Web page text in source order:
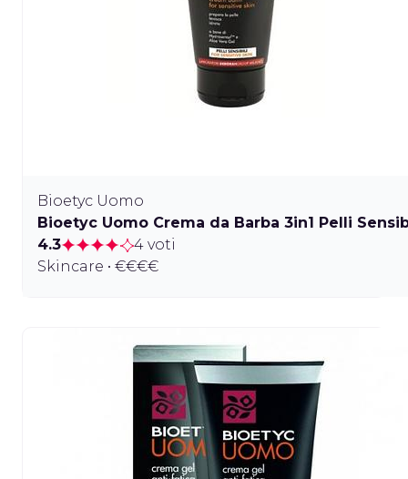
Bioetyc Uomo
Bioetyc Uomo Crema da Barba 3in1 Pelli
4.3
4 voti
Skincare • €€€€